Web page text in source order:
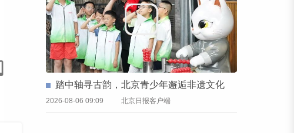
踏中轴寻古韵，北京青少年邂逅非遗文化
2026-08-06 09:09 北京日报客户端